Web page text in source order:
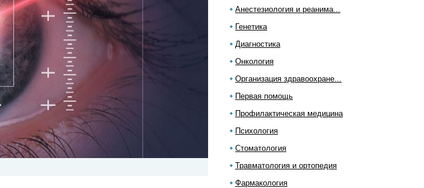
Анестезиология и реанима...
Генетика
Диагностика
Онкология
Организация здравоохране...
Первая помощь
Профилактическая медицина
Психология
Стоматология
Травматология и ортопедия
Фармакология